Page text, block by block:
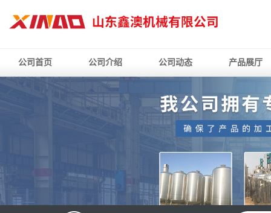
公司首页 公司介绍 公司动态 产品展厅